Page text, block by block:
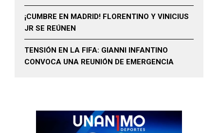
¡CUMBRE EN MADRID! FLORENTINO Y VINICIUS
JR SE REÚNEN
TENSIÓN EN LA FIFA: GIANNI INFANTINO
CONVOCA UNA REUNIÓN DE EMERGENCIA